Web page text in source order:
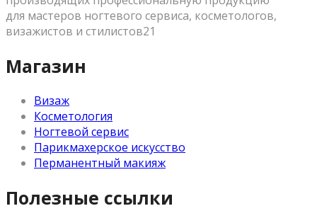
для мастеров ногтевого сервиса, косметологов,
визажистов и стилистов21
Магазин
Визаж
Косметология
Ногтевой сервис
Парикмахерское искусство
Перманентный макияж
Полезные ссылки